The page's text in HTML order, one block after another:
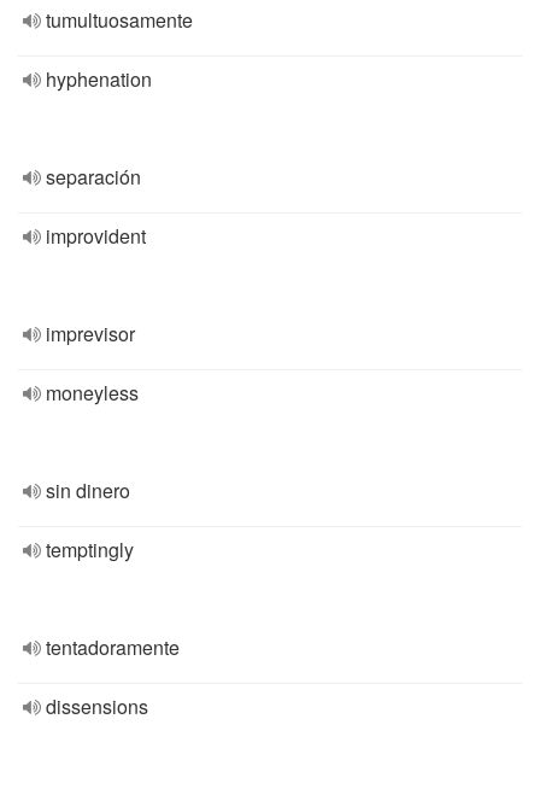
tumultuosamente
hyphenation
separación
improvident
imprevisor
moneyless
sin dinero
temptingly
tentadoramente
dissensions